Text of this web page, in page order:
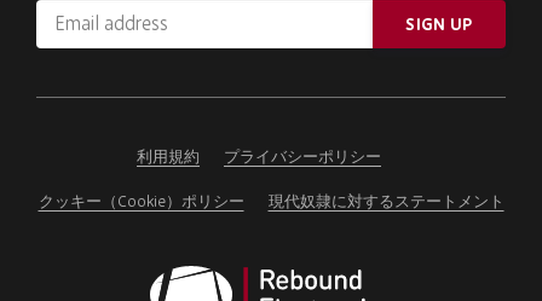
Email
address
ignore
SIGN UP
利用規約 プライバシーポリシー
クッキー（Cookie）ポリシー 現代奴隷に対するステートメント